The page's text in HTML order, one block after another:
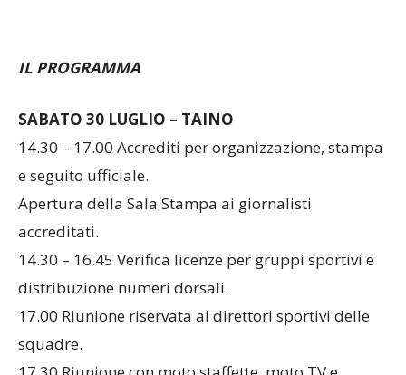
SABATO 30 LUGLIO – TAINO
14.30 – 17.00 Accrediti per organizzazione, stampa
e seguito ufficiale.
Apertura della Sala Stampa ai giornalisti
accreditati.
14.30 – 16.45 Verifica licenze per gruppi sportivi e
distribuzione numeri dorsali.
17.00 Riunione riservata ai direttori sportivi delle